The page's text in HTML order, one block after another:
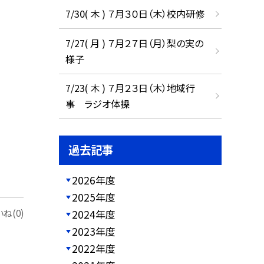
ね(0)
7/30( 木 ) ７月３０日（木）校内研修
7/27( 月 ) ７月２７日（月）梨の実の
様子
7/23( 木 ) ７月２３日（木）地域行
事 ラジオ体操
過去記事
2026年度
2025年度
2024年度
2023年度
2022年度